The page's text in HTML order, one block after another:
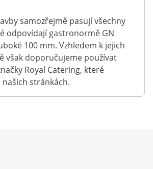
samozřejmě pasují všechny
odpovídají gastronormě GN
100 mm. Vzhledem k jejich
však doporučujeme používat
Royal Catering, které
našich stránkách.